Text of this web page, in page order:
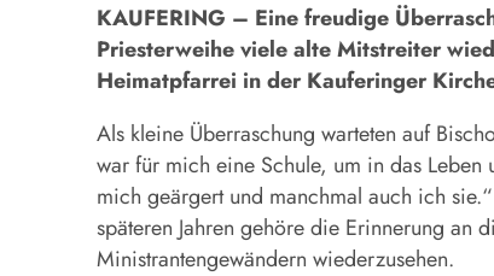
KAUFERING – Eine freudige
Priesterweihe viele alte Mitstreiter
Heimatpfarrei in der Kauferinger
Als kleine Überraschung warteten auf
war für mich eine Schule, um in das Leben
mich geärgert und manchmal auch ich
späteren Jahren gehöre die Erinnerung an
Ministrantengewändern wiederzusehen.